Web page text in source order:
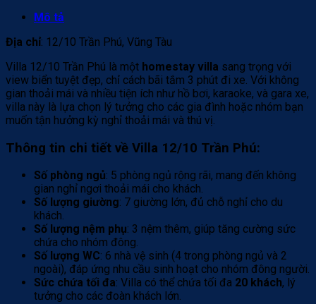
Mô tả
Địa chỉ: 12/10 Trần Phú, Vũng Tàu
Villa 12/10 Trần Phú là một homestay villa sang trọng với
view biển tuyệt đẹp, chỉ cách bãi tắm 3 phút đi xe. Với không
gian thoải mái và nhiều tiện ích như hồ bơi, karaoke, và gara xe,
villa này là lựa chọn lý tưởng cho các gia đình hoặc nhóm bạn
muốn tận hưởng kỳ nghỉ thoải mái và thú vị.
Thông tin chi tiết về Villa 12/10 Trần Phú:
Số phòng ngủ: 5 phòng ngủ rộng rãi, mang đến không
gian nghỉ ngơi thoải mái cho khách.
Số lượng giường: 7 giường lớn, đủ chỗ nghỉ cho du
khách.
Số lượng nệm phụ: 3 nệm thêm, giúp tăng cường sức
chứa cho nhóm đông.
Số lượng WC: 6 nhà vệ sinh (4 trong phòng ngủ và 2
ngoài), đáp ứng nhu cầu sinh hoạt cho nhóm đông người.
Sức chứa tối đa: Villa có thể chứa tối đa 20 khách, lý
tưởng cho các đoàn khách lớn.